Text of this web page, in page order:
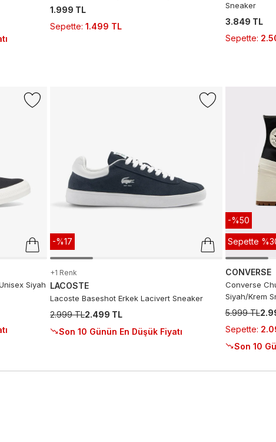
1.999 TL
Sepette: 1.499 TL
Sneaker
3.849 TL
Sepette:
Siyah
-%17
+1 Renk
LACOSTE
Lacoste Baseshot Erkek Lacivert Sneaker
2.999 TL2.499 TL
Son 10 Günün En Düşük Fiyatı
-%50
Sepette
CONVERSE
Converse
Siyah/Krem
5.999 TL
Sepette:
Son 10